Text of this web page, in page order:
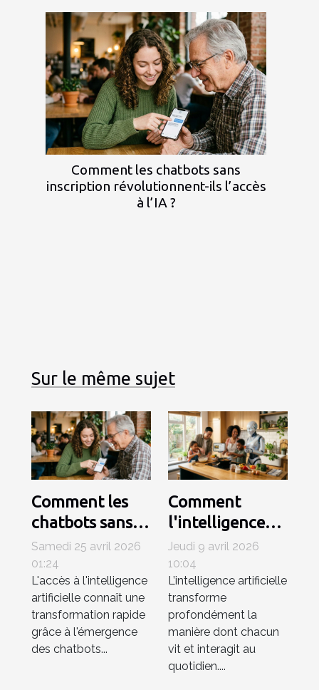
Comment les chatbots sans
inscription révolutionnent-ils l’accès
à l’IA ?
Sur le même sujet
Comment les
chatbots sans
inscription
révolutionnent-
ils l’accès à l’IA ?
Samedi 25 avril 2026
01:24
L'accès à l'intelligence
artificielle connaît une
transformation rapide
grâce à l'émergence
des chatbots...
Comment
l'intelligence
artificielle
simplifie-t-elle
notre quotidien
?
Jeudi 9 avril 2026
10:04
L’intelligence artificielle
transforme
profondément la
manière dont chacun
vit et interagit au
quotidien....